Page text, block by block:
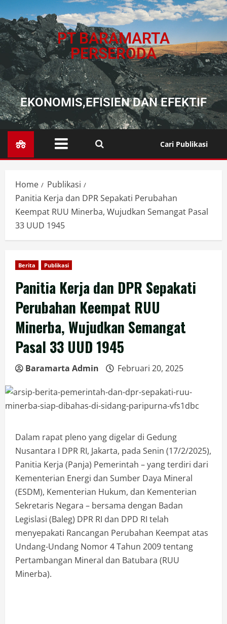
PT BARAMARTA
PERSERODA
EKONOMIS,EFISIEN DAN EFEKTIF
Cari Publikasi
Home
Publikasi
Panitia Kerja dan DPR Sepakati Perubahan
Keempat RUU Minerba, Wujudkan Semangat Pasal
33 UUD 1945
Berita Publikasi
Panitia Kerja dan DPR Sepakati
Perubahan Keempat RUU
Minerba, Wujudkan Semangat
Pasal 33 UUD 1945
Baramarta Admin Februari 20, 2025
Dalam rapat pleno yang digelar di Gedung
Nusantara I DPR RI, Jakarta, pada Senin (17/2/2025),
Panitia Kerja (Panja) Pemerintah – yang terdiri dari
Kementerian Energi dan Sumber Daya Mineral
(ESDM), Kementerian Hukum, dan Kementerian
Sekretaris Negara – bersama dengan Badan
Legislasi (Baleg) DPR RI dan DPD RI telah
menyepakati Rancangan Perubahan Keempat atas
Undang-Undang Nomor 4 Tahun 2009 tentang
Pertambangan Mineral dan Batubara (RUU
Minerba).